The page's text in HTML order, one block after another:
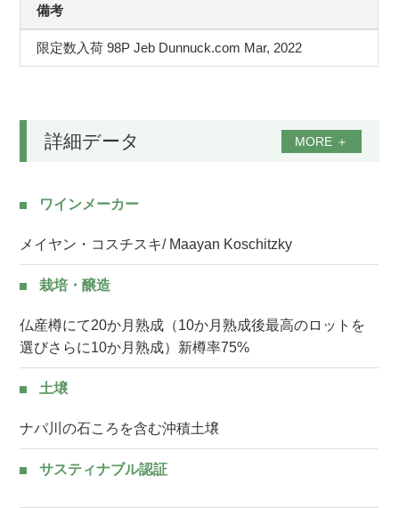
備考
限定数入荷 98P Jeb Dunnuck.com Mar, 2022
詳細データ MORE ＋
ワインメーカー
メイヤン・コスチスキ/ Maayan Koschitzky
栽培・醸造
仏産樽にて20か月熟成（10か月熟成後最高のロットを
選びさらに10か月熟成）新樽率75%
土壌
ナパ川の石ころを含む沖積土壌
サスティナブル認証